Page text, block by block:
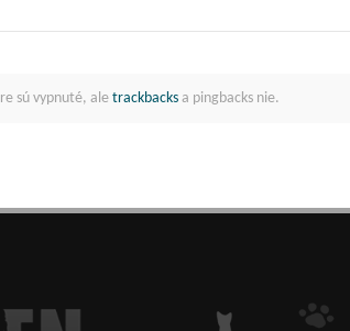
sú vypnuté, ale trackbacks a pingbacks nie.